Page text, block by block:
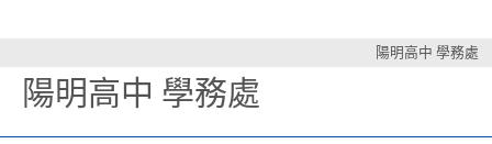
陽明高中 學務處
陽明高中 學務處